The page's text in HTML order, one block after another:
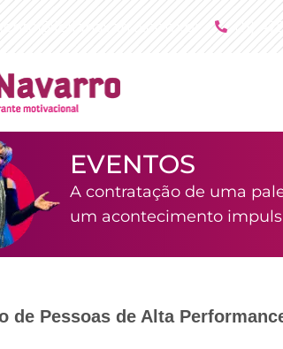
EVENTOS
A contratação de uma
um acontecimento
de Pessoas de Alta